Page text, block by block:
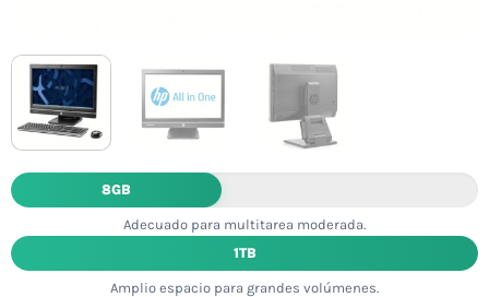
8GB
Adecuado para multitarea moderada.
1TB
Amplio espacio para grandes volúmenes.